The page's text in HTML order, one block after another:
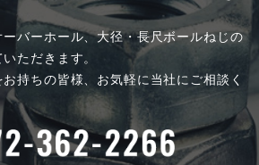
バーホール、大径・長尺ボールねじの
ただきます。
持ちの皆様、お気軽に当社にご相談く